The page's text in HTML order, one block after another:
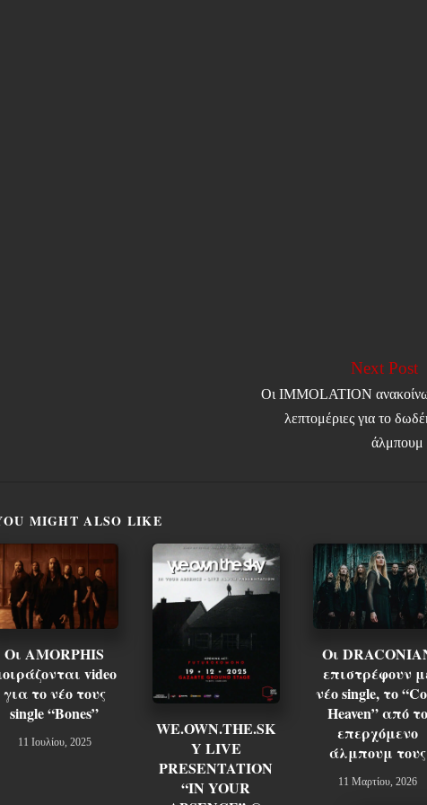
Next Post
Οι IMMOLATION
λεπτομέριες για το
άλμπουμ
MIGHT ALSO LIKE
Οι AMORPHIS
video
για το νέο τους
single “Bones”
11 Ιουλίου, 2025
WE.OWN.THE.SK
Y LIVE
PRESENTATION
“IN YOUR
Οι
επιστρέφουν
νέο single, το
Heaven” από το
επερχόμενο
άλμπουμ τους
11 Μαρτίου, 2026